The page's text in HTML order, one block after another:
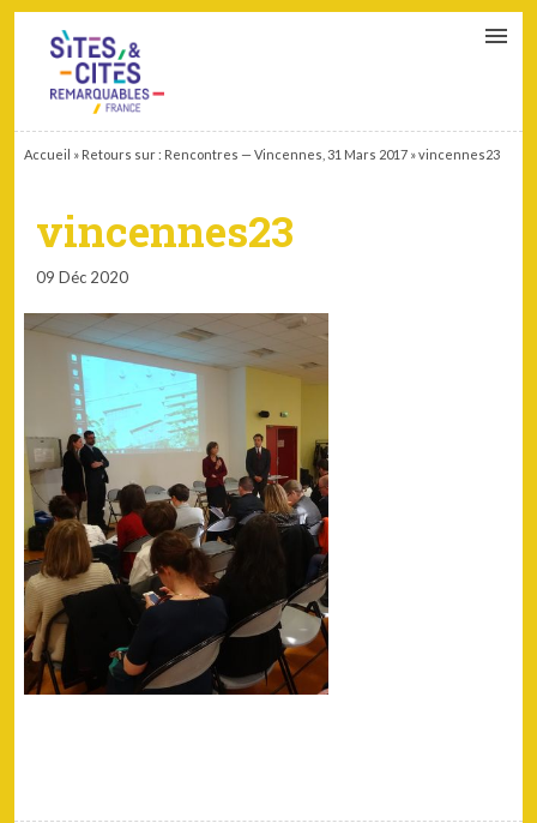
Accueil » Retours sur : Rencontres — Vincennes, 31 Mars 2017 »vincennes23
vincennes23
09 Déc 2020